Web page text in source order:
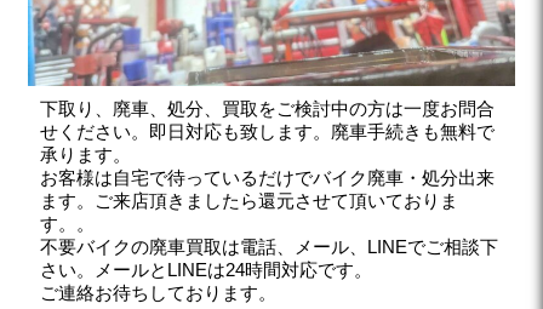
下取り、廃車、処分、買取をご検討中の方は一度お問合
せください。即日対応も致します。廃車手続きも無料で
承ります。
お客様は自宅で待っているだけでバイク廃車・処分出来
ます。ご来店頂きましたら還元させて頂いておりま
す。。
不要バイクの廃車買取は電話、メール、LINEでご相談下
さい。メールとLINEは24時間対応です。
ご連絡お待ちしております。